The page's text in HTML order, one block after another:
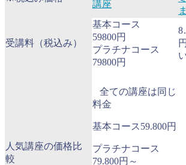
講座
受講料（税込み）
基本コース
59800円
プラチナコース
79800円
人気講座の価格比
較
全ての講座は同じ
料金
基本コース59.800円
プラチナコース
79.800円～